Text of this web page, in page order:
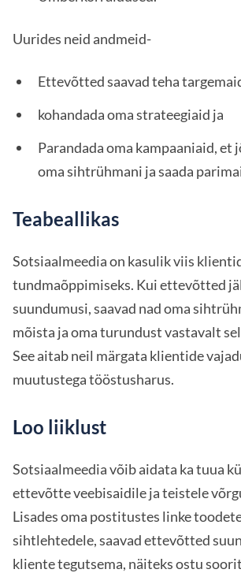
Uurides neid andmeid-
Ettevõtted saavad teha
kohandada oma strateegiaid ja
Parandada oma kampaaniaid, et
oma sihtrühmani ja saada
Teabeallikas
Sotsiaalmeedia on kasulik viis
tundmaõppimiseks. Kui ettevõtted
suundumusi, saavad nad oma
mõista ja oma turundust vastavalt
See aitab neil märgata klientide
muutustega tööstusharus.
Loo liiklust
Sotsiaalmeedia võib aidata ka tuua
ettevõtte veebisaidile ja teistele
Lisades oma postitustes linke
sihtlehtedele, saavad ettevõtted
kliente tegutsema, näiteks ostu